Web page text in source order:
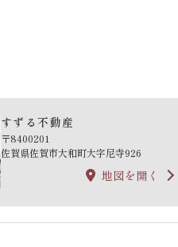
すずる不動産
〒8400201
佐賀県佐賀市大和町大字尼寺926
地図を開く